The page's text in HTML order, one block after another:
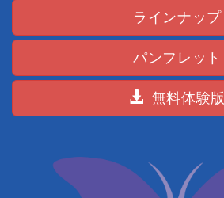
ラインナップ
パンフレット
無料体験版